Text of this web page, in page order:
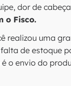
dor de
o Fisco.
realizou uma
de estoque
o envio do